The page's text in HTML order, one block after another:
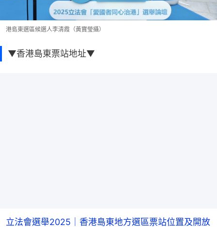
港島東選區候選人李清霞（黃寶瑩攝）
▼香港島東票站地址▼
立法會選舉2025｜香港島東地方選區票站位置及開放